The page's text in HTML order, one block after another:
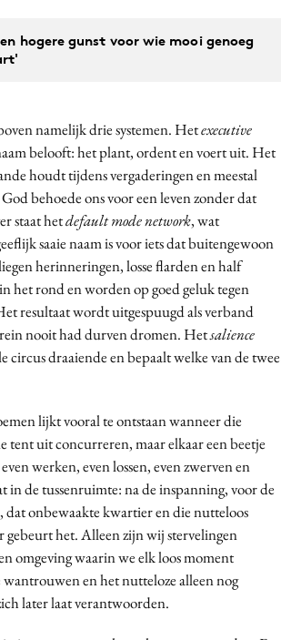
hogere gunst voor wie mooi genoeg
namelijk drie systemen. Hetexecutive
belooft: het plant, ordent en voert uit. Het
houdt tijdens vergaderingen en meestal
behoede ons voor een leven zonder dat
staat hetdefault mode network, wat
saaie naam is voor iets dat buitengewoon
herinneringen, losse flarden en half
het rond en worden op goed geluk tegen
resultaat wordt uitgespuugd als verband
nooit had durven dromen. Hetsalience
circus draaiende en bepaalt welke van de twee
lijkt vooral te ontstaan wanneer die
tent uit concurreren, maar elkaar een beetje
werken, even lossen, even zwerven en
in de tussenruimte: na de inspanning, voor de
dat onbewaakte kwartier en die nutteloos
het. Alleen zijn wij stervelingen
omgeving waarin we elk loos moment
en het nutteloze alleen nog
later laat verantwoorden.